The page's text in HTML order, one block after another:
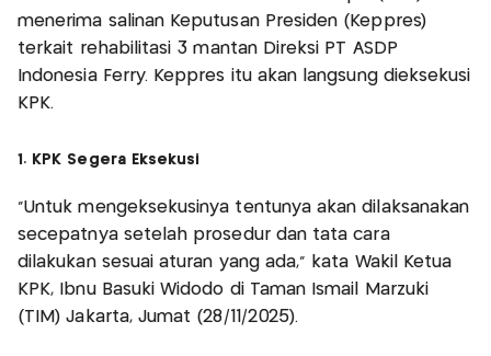
menerima salinan Keputusan Presiden (Keppres)
terkait rehabilitasi 3 mantan Direksi PT ASDP
Indonesia Ferry. Keppres itu akan langsung dieksekusi
KPK.
1. KPK Segera Eksekusi
"Untuk mengeksekusinya tentunya akan dilaksanakan
secepatnya setelah prosedur dan tata cara
dilakukan sesuai aturan yang ada," kata Wakil Ketua
KPK, Ibnu Basuki Widodo di Taman Ismail Marzuki
(TIM) Jakarta, Jumat (28/11/2025).